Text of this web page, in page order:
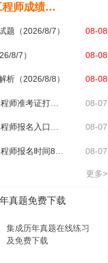
2026年上半年系统集成项目管理工程师成绩考后多久公布？
题（2026/8/7） 08-08
8/7） 08-08
析（2026/8/8） 08-08
08-07
08-07
08-07
更多>
真题免费下载
集成历年真题在线练习
及免费下载